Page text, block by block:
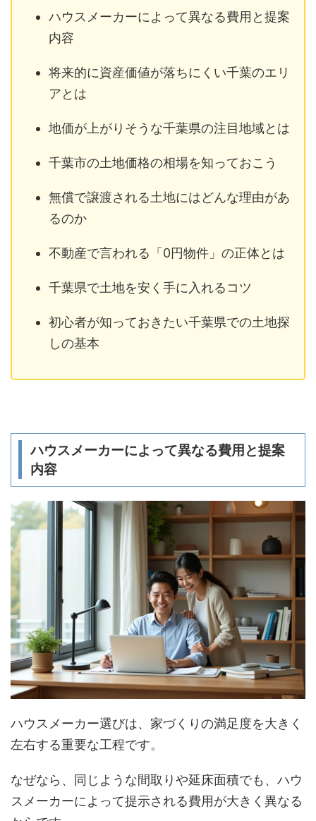
ハウスメーカーによって異なる費用と提案
内容
将来的に資産価値が落ちにくい千葉のエリ
アとは
地価が上がりそうな千葉県の注目地域とは
千葉市の土地価格の相場を知っておこう
無償で譲渡される土地にはどんな理由があ
るのか
不動産で言われる「0円物件」の正体とは
千葉県で土地を安く手に入れるコツ
初心者が知っておきたい千葉県での土地探
しの基本
ハウスメーカーによって異なる費用と提案
内容
ハウスメーカー選びは、家づくりの満足度を大きく
左右する重要な工程です。
なぜなら、同じような間取りや延床面積でも、ハウ
スメーカーによって提示される費用が大きく異なる